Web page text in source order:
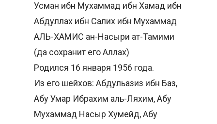
Усман ибн Мухаммад ибн Хамад ибн
Абдуллах ибн Салих ибн Мухаммад
АЛЬ-ХАМИС ан-Насыри ат-Тамими
(да сохранит его Аллах)
Родился 16 января 1956 года.
Из его шейхов: Абдульазиз ибн Баз,
Абу Умар Ибрахим аль-Ляхим, Абу
Мухаммад Насыр Хумейд, Абу